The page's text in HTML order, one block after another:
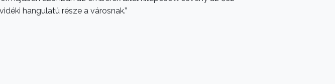
hangulatú része a városnak.”